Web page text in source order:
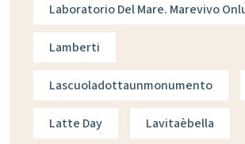
Laboratorio Del Mare. Marevivo
Lamberti
Lascuoladottaunmonumento
Latte Day Lavitaèbella